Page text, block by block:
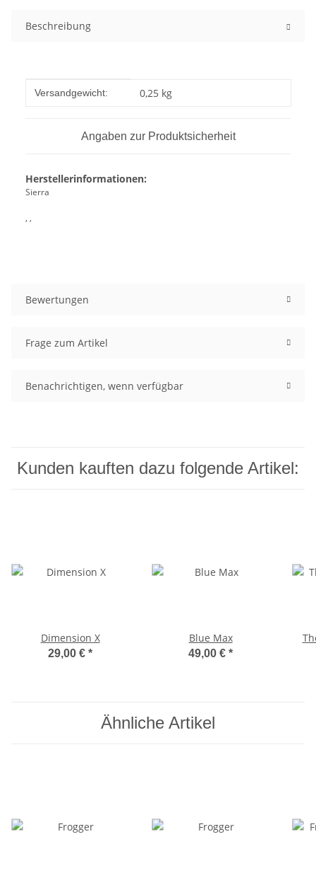
Beschreibung
Produkteigenschaft
Wert
Versandgewicht: 0,25 kg
Angaben zur Produktsicherheit
Herstellerinformationen:
Sierra
, ,
Bewertungen
Frage zum Artikel
Benachrichtigen, wenn verfügbar
Kunden kauften dazu folgende Artikel:
Dimension X
29,00 € *
Blue Max
49,00 € *
Ähnliche Artikel